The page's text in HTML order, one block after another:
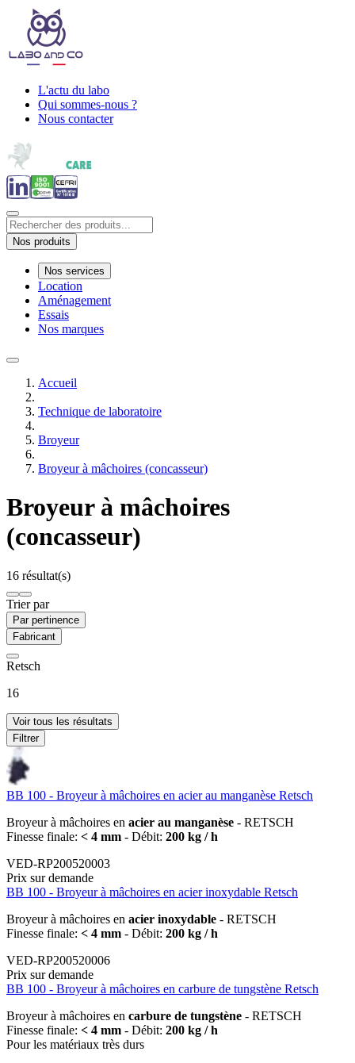
L'actu du labo
Qui sommes-nous ?
Nous contacter
Nos produits
Nos services
Location
Aménagement
Essais
Nos marques
Accueil
Technique de laboratoire
Broyeur
Broyeur à mâchoires (concasseur)
Broyeur à mâchoires
(concasseur)
16 résultat(s)
Trier par
Par pertinence
Fabricant
Retsch
16
Voir tous les résultats
Filtrer
BB 100 - Broyeur à mâchoires en acier au manganèse Retsch
Broyeur à mâchoires en acier au manganèse - RETSCH
Finesse finale: < 4 mm - Débit: 200 kg / h
VED-RP200520003
Prix sur demande
BB 100 - Broyeur à mâchoires en acier inoxydable Retsch
Broyeur à mâchoires en acier inoxydable - RETSCH
Finesse finale: < 4 mm - Débit: 200 kg / h
VED-RP200520006
Prix sur demande
BB 100 - Broyeur à mâchoires en carbure de tungstène Retsch
Broyeur à mâchoires en carbure de tungstène - RETSCH
Finesse finale: < 4 mm - Débit: 200 kg / h
Pour les matériaux très durs